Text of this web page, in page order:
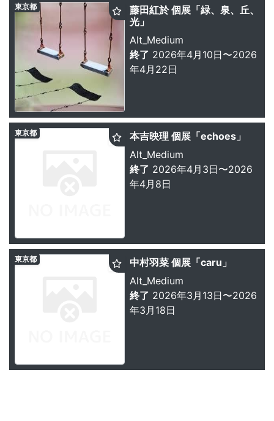
藤田紅於 個展「緑、泉、丘、
光」
Alt_Medium
終了 2026年4月10日〜2026
年4月22日
東京都
本吉映理 個展「echoes」
Alt_Medium
終了 2026年4月3日〜2026
年4月8日
東京都
中村羽菜 個展「caru」
Alt_Medium
終了 2026年3月13日〜2026
年3月18日
東京都